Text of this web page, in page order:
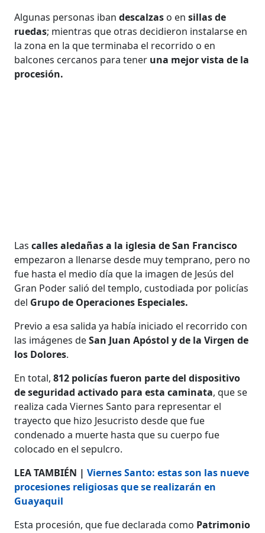
Algunas personas ibandescalzas o en sillas de
ruedas; mientras que otras decidieron instalarse en
la zona en la que terminaba el recorrido o en
balcones cercanos para tener una mejor vista de la
procesión.
Las calles aledañas a la iglesia de San Francisco
empezaron a llenarse desde muy temprano, pero no
fue hasta el medio día que la imagen de Jesús del
Gran Poder salió del templo, custodiada por policías
del Grupo de Operaciones Especiales.
Previo a esa salida ya había iniciado el recorrido con
las imágenes deSan Juan Apóstol y de la Virgen de
los Dolores.
En total, 812 policías fueron parte del dispositivo
de seguridad activado para esta caminata, que se
realiza cada Viernes Santo para representar el
trayecto que hizo Jesucristo desde que fue
condenado a muerte hasta que su cuerpo fue
colocado en el sepulcro.
LEA TAMBIÉN |Viernes Santo: estas son las nueve
procesiones religiosas que se realizarán en
Guayaquil
Esta procesión, que fue declarada como Patrimonio